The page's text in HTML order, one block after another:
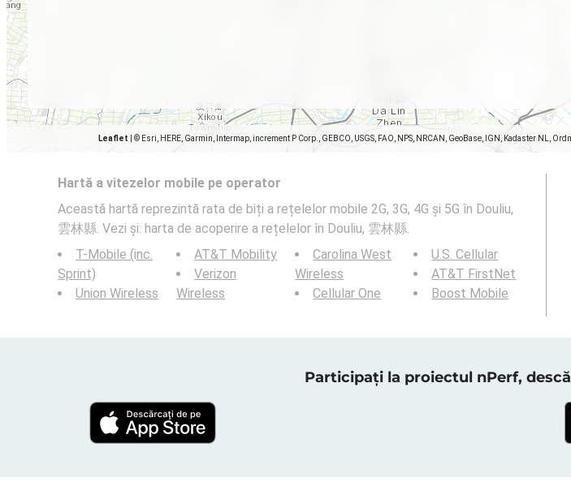
Leaflet © Esri, HERE, Garmin, Intermap, increment P Corp., GEBCO, USGS, FAO, NPS, NRCAN, GeoBase, IGN, Kadaster NL,
Hartă a vitezelor mobile pe operator
Această hartă reprezintă rata de biți a rețelelor mobile 2G, 3G, 4G și 5G în Douliu,
雲林縣. Vezi și: harta de acoperire a rețelelor în Douliu, 雲林縣.
T-Mobile (inc.
Sprint)
Union Wireless
AT&T Mobility
Verizon
Wireless
Carolina West
Wireless
Cellular One
U.S. Cellular
AT&T FirstNet
Boost Mobile
Participați la proiectul nPerf,